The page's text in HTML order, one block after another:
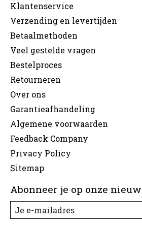
Klantenservice
Verzending en levertijden
Betaalmethoden
Veel gestelde vragen
Bestelproces
Retourneren
Over ons
Garantieafhandeling
Algemene voorwaarden
Feedback Company
Privacy Policy
Sitemap
Abonneer je op onze